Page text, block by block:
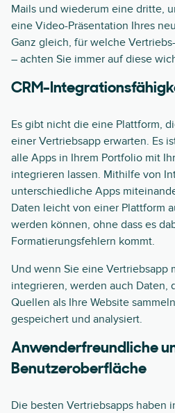
Mails und wiederum eine dritte,
eine Video-Präsentation Ihres
Ganz gleich, für welche
– achten Sie immer auf diese
CRM-
Es gibt nicht die eine Plattform,
einer Vertriebsapp erwarten. Es
alle Apps in Ihrem Portfolio mit
integrieren lassen. Mithilfe von
unterschiedliche Apps
Daten leicht von einer Plattform
werden können, ohne dass es
Formatierungsfehlern kommt.
Und wenn Sie eine Vertriebsapp
integrieren, werden auch Daten,
Quellen als Ihre Website
gespeichert und analysiert.
Anwenderfreundliche
Benutzeroberfläche
Die besten Vertriebsapps haben